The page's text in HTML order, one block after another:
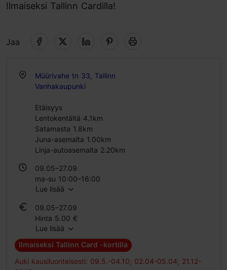
Ilmaiseksi Tallinn Cardilla!
Jaa
Müürivahe tn 33, Tallinn
Vanhakaupunki
Etäisyys
Lentokentältä 4.1km
Satamasta 1.8km
Juna-asemalta 1.00km
Linja-autoasemalta 2.20km
09.05–27.09
ma-su 10:00–16:00
On avoinna vain tilauksesta
Lue lisää
09.05–27.09
Hinta 5.00 €
Oppilaslippu 5.00 €
Perhelippu 10.00 €
28.09–08.05
Lue lisää
Ilmaiseksi Tallinn Card -kortilla
Auki kausiluonteisesti: 09.5.-04.10; 02.04-05.04; 21.12-